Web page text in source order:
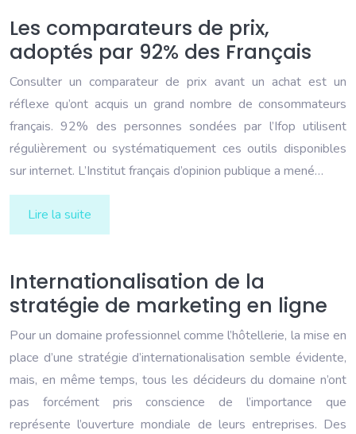
Les comparateurs de prix,
adoptés par 92% des Français
Consulter un comparateur de prix avant un achat est un
réflexe qu’ont acquis un grand nombre de consommateurs
français. 92% des personnes sondées par l’Ifop utilisent
régulièrement ou systématiquement ces outils disponibles
sur internet. L’Institut français d’opinion publique a mené…
Lire la suite
Internationalisation de la
stratégie de marketing en ligne
Pour un domaine professionnel comme l’hôtellerie, la mise en
place d’une stratégie d’internationalisation semble évidente,
mais, en même temps, tous les décideurs du domaine n’ont
pas forcément pris conscience de l’importance que
représente l’ouverture mondiale de leurs entreprises. Des